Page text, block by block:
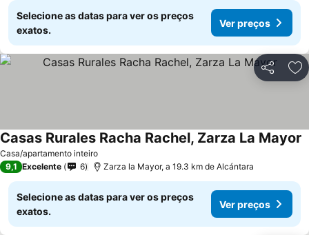
Selecione as datas para ver os preços
exatos.
Ver preços
Partilhar
Casa/apartamento inteiro
Casas Rurales Racha Rachel, Zarza La Mayor
9,1 Excelente 6 Zarza la Mayor, a 19.3 km de Alcántara
Selecione as datas para ver os preços
exatos.
Ver preços